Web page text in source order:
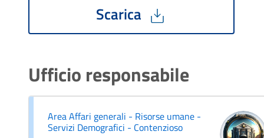
Scarica
Ufficio responsabile
Area Affari generali - Risorse umane -
Servizi Demografici - Contenzioso